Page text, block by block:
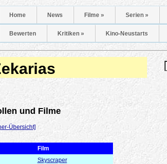
Home News Filme » Serien »
Bewerten Kritiken » Kino-Neustarts
und Filme
Übersicht]
Film
Skyscraper